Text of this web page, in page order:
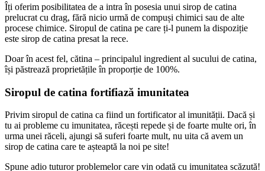
Îți oferim posibilitatea de a intra în posesia unui sirop de catina
prelucrat cu drag, fără nicio urmă de compuși chimici sau de alte
procese chimice. Siropul de catina pe care ți-l punem la dispoziție
este sirop de catina presat la rece.
Doar în acest fel, cătina – principalul ingredient al sucului de catina,
își păstrează proprietățile în proporție de 100%.
Siropul de catina fortifiază imunitatea
Privim siropul de catina ca fiind un fortificator al imunității. Dacă și
tu ai probleme cu imunitatea, răcești repede și de foarte multe ori, în
urma unei răceli, ajungi să suferi foarte mult, nu uita că avem un
sirop de catina care te așteaptă la noi pe site!
Spune adio tuturor problemelor care vin odată cu imunitatea scăzută!